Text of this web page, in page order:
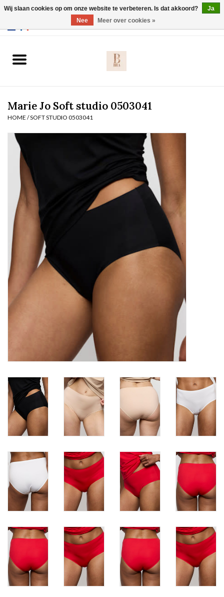
Slip
Body
Nachtmode
Solden
Homewear
Badmode
Lingerie-accessoires
Cadeaubonnen
Marie Jo Soft studio 0503041
HOME /SOFT STUDIO 0503041
Wij slaan cookies op om onze website te verbeteren. Is dat akkoord?
Ja
Nee
Meer over cookies »
Webshop werkt met EU maten. .